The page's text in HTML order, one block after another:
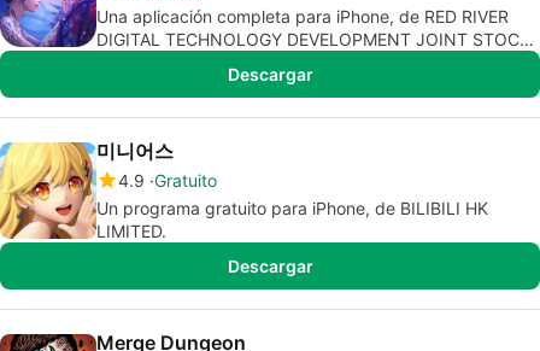
Una aplicación completa para iPhone, de RED RIVER
DIGITAL TECHNOLOGY DEVELOPMENT JOINT STOCK
Descargar
미니어스
4.9 Gratuito
Un programa gratuito para iPhone, de BILIBILI HK
LIMITED.
Descargar
Merge Dungeon